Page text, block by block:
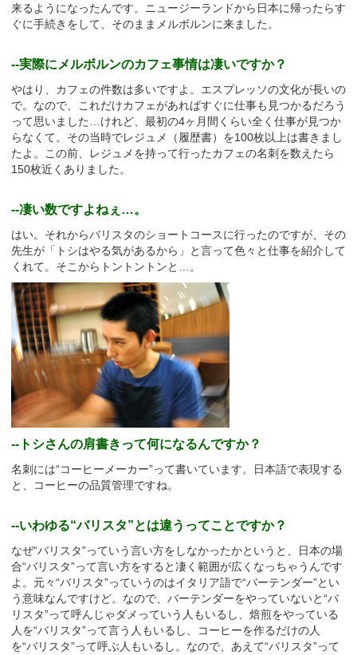
来るようになったんです。ニュージーランドから日本に帰ったらす
ぐに手続きをして、そのままメルボルンに来ました。
--実際にメルボルンのカフェ事情は凄いですか？
やはり、カフェの件数は多いですよ。エスプレッソの文化が長いの
で。なので、これだけカフェがあればすぐに仕事も見つかるだろう
って思いました…けれど、最初の4ヶ月間くらい全く仕事が見つか
らなくて。その当時でレジュメ（履歴書）を100枚以上は書きまし
たよ。この前、レジュメを持って行ったカフェの名刺を数えたら
150枚近くありました。
--凄い数ですよねぇ…。
はい。それからバリスタのショートコースに行ったのですが、その
先生が「トシはやる気があるから」と言って色々と仕事を紹介して
くれて。そこからトントントンと…。
--トシさんの肩書きって何になるんですか？
名刺には“コーヒーメーカー”って書いています。日本語で表現する
と、コーヒーの品質管理ですね。
--いわゆる“バリスタ”とは違うってことですか？
なぜ“バリスタ”っていう言い方をしなかったかというと、日本の場
合“バリスタ”って言い方をすると凄く範囲が広くなっちゃうんです
よ。元々“バリスタ”っていうのはイタリア語で“バーテンダー”とい
う意味なんですけど。なので、バーテンダーをやっていないと“バ
リスタ”って呼んじゃダメっていう人もいるし、焙煎をやっている
人を“バリスタ”って言う人もいるし、コーヒーを作るだけの人
を“バリスタ”って呼ぶ人もいるし。なので、あえて“バリスタ”って